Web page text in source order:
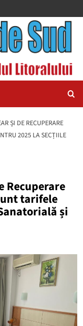
ȘI DE RECUPERARE
2025 LA SECȚIILE
Recuperare
tarifele
și